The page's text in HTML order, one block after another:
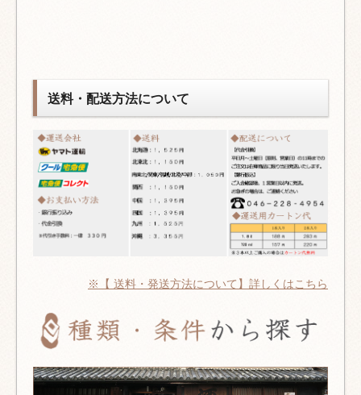
送料・配送方法について
※【 送料・発送方法について】詳しくはこちら